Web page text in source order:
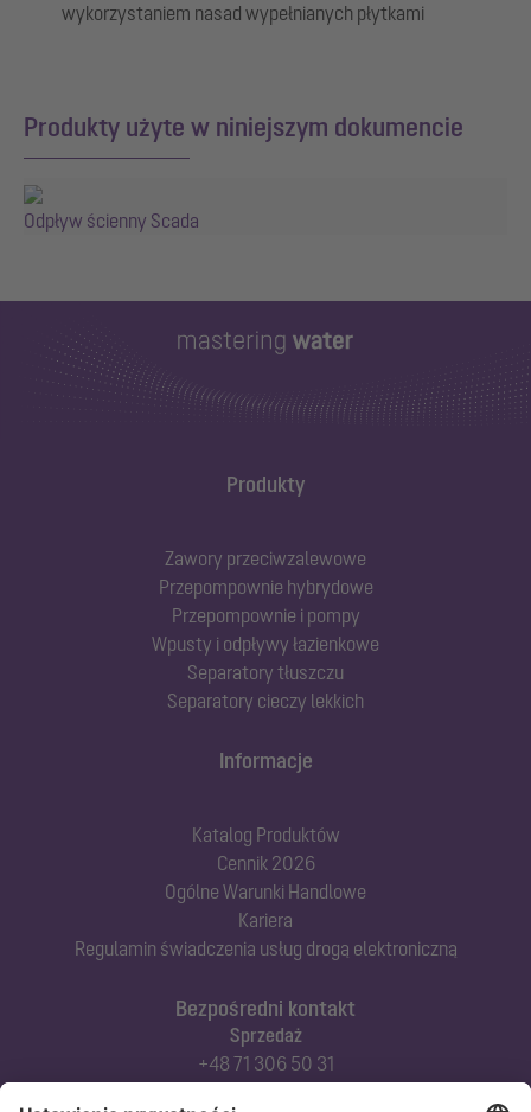
wykorzystaniem nasad wypełnianych płytkami
Produkty użyte w niniejszym dokumencie
Odpływ ścienny Scada
Produkty
Zawory przeciwzalewowe
Przepompownie hybrydowe
Przepompownie i pompy
Wpusty i odpływy łazienkowe
Separatory tłuszczu
Separatory cieczy lekkich
Bezpośredni kontakt
Sprzedaż
+48 71 306 50 31
Informacje
Katalog Produktów
Cennik 2026
Ogólne Warunki Handlowe
Kariera
Regulamin świadczenia usług drogą elektroniczną